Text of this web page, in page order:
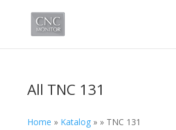
All TNC 131
Home » Katalog» » TNC 131